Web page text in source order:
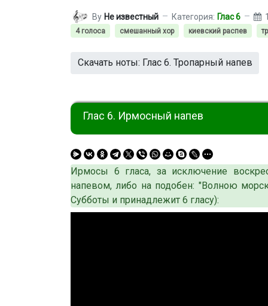
By Не известный Категория: Глас 6
4 голоса смешанный хор киевский распев
Скачать ноты: Глас 6. Тропарный напев
Глас 6. Ирмосный напев
Ирмосы 6 гласа, за исключение
напевом, либо на подобен: "Волною
Субботы и принадлежит 6 гласу):